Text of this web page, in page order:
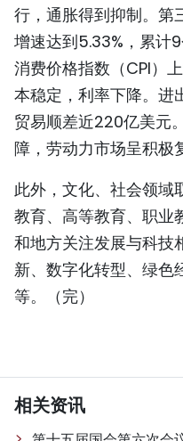
行，通胀得到抑制。第
增速达到5.33%，累计
消费价格指数（CPI）
本稳定，利率下降。进
贸易顺差近220亿美元
障，劳动力市场呈积极
此外，文化、社会领域
教育、高等教育、职业
和地方关注发展与科技
新、数字化转型、绿色
等。（完）
相关资讯